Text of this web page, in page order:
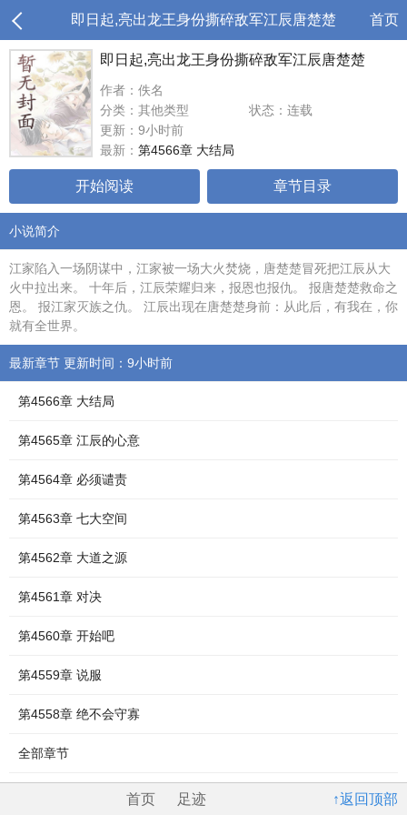
即日起,亮出龙王身份撕碎敌军江辰唐楚楚 首页
即日起,亮出龙王身份撕碎敌军江辰唐楚楚
作者：佚名
分类：其他类型
状态：连载
更新：9小时前
最新： 第4566章 大结局
开始阅读 章节目录
小说简介
江家陷入一场阴谋中，江家被一场大火焚烧，唐楚楚冒死把江辰从大
火中拉出来。 十年后，江辰荣耀归来，报恩也报仇。 报唐楚楚救命之
恩。 报江家灭族之仇。 江辰出现在唐楚楚身前：从此后，有我在，你
就有全世界。
最新章节 更新时间：9小时前
第4566章 大结局
第4565章 江辰的心意
第4564章 必须谴责
第4563章 七大空间
第4562章 大道之源
第4561章 对决
第4560章 开始吧
第4559章 说服
第4558章 绝不会守寡
全部章节
↑返回顶部
首页 足迹